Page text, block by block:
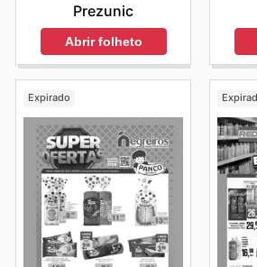
Prezunic
Abrir folheto
Expirado